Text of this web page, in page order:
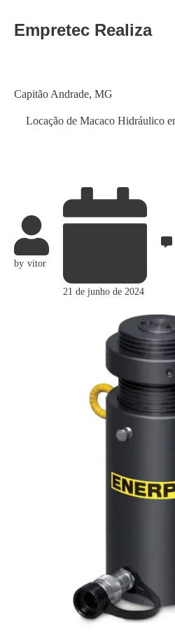
Empretec Realiza
Locação de Macaco Hidráulico
Category
Capitão Andrade, MG
by vitor
21 de junho de 2024